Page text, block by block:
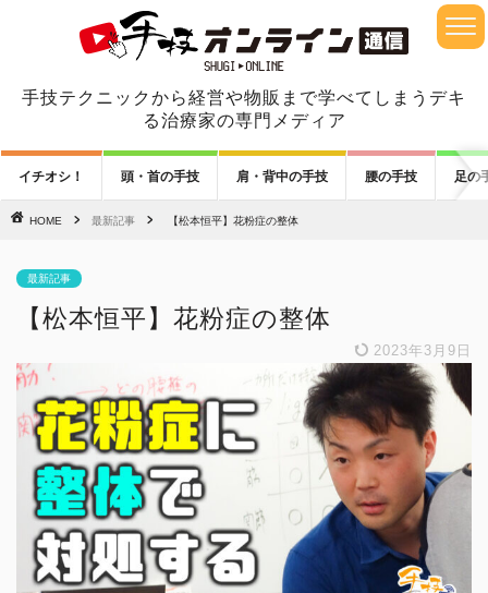
手技テクニックから経営や物販まで学べてしまうデキ
る治療家の専門メディア
イチオシ！ 頭・首の手技 肩・背中の手技 腰の手技 足の
HOME 最新記事 【松本恒平】花粉症の整体
最新記事
【松本恒平】花粉症の整体
2023年3月9日